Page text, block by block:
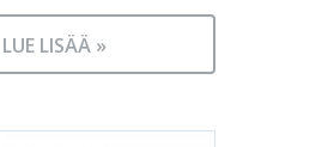
LUE LISÄÄ »